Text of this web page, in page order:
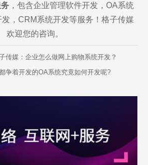
，包含企业管理软件开发，OA系统
，CRM系统开发等服务！格子传媒
欢迎您的咨询。
传媒：企业怎么做网上购物系统开发？
争着开发的OA系统究竟如何开发呢?
you ready?
及联系方式，我们会第一时间送上问候的。